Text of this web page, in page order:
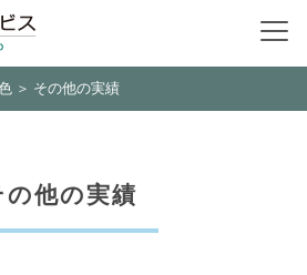
＞ その他の実績
の他の実績